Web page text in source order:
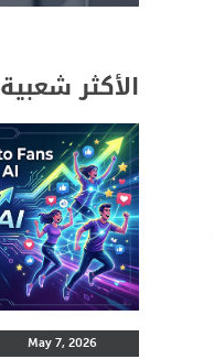
الأكثر شعبية
May 7, 2026